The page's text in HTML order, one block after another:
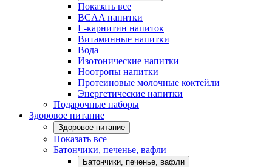
Показать все
BCAA напитки
L-карнитин напиток
Витаминные напитки
Вода
Изотонические напитки
Ноотропы напитки
Протеиновые молочные коктейли
Энергетические напитки
Подарочные наборы
Здоровое питание
Здоровое питание
Показать все
Батончики, печенье, вафли
Батончики, печенье, вафли